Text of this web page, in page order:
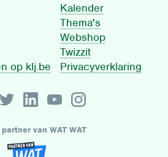
op klj.be
Kalender
Thema's
Webshop
Twizzit
Privacyverklaring
van WAT WAT